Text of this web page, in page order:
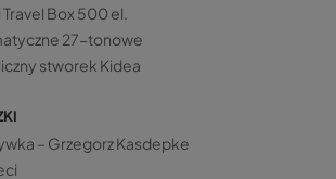
Box 500 el.
27-tonowe
stworek Kidea
– Grzegorz Kasdepke